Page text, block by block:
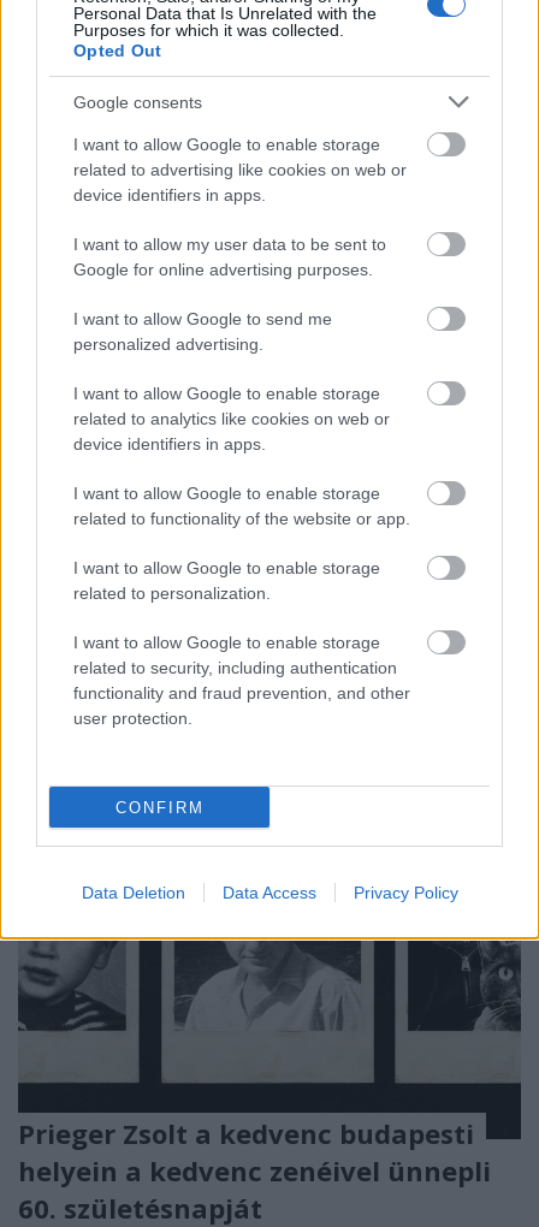
Personal Data that Is Unrelated with the
Purposes for which it was collected.
Opted Out
Google consents
I want to allow Google to enable storage
related to advertising like cookies on web or
device identifiers in apps.
I want to allow my user data to be sent to
Google for online advertising purposes.
I want to allow Google to send me
personalized advertising.
I want to allow Google to enable storage
related to analytics like cookies on web or
device identifiers in apps.
I want to allow Google to enable storage
related to functionality of the website or app.
I want to allow Google to enable storage
related to personalization.
I want to allow Google to enable storage
related to security, including authentication
functionality and fraud prevention, and other
user protection.
CONFIRM
Data Deletion Data Access Privacy Policy
progresszív rockos Jethro Tull. A The Curiosity
Touron a zenekar az 1967-től napjainkig ívelő, 24
albumot felölelő életművéből válogat, és bemutatja
legújabb lemezét, a Curious Ruminantot is.
Csütörtökön az újjáéledt Nevermore
a Barba Negrában!
srecorder•2026. július 28.
Július 30-án Budapesten is megnézhetjük, mit tud a
Nevermore új felállása.
Prieger Zsolt a kedvenc budapesti
helyein a kedvenc zenéivel ünnepli
60. születésnapját